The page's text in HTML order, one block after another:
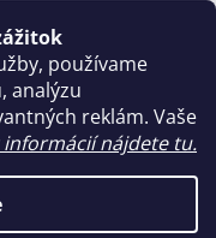
používame
analýzu
reklám. Vaše
informácií nájdete tu.